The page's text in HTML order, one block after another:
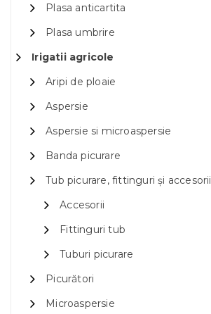
Plasa anticartita
Plasa umbrire
Irigatii agricole
Aripi de ploaie
Aspersie
Aspersie si microaspersie
Banda picurare
Tub picurare, fittinguri și accesorii
Accesorii
Fittinguri tub
Tuburi picurare
Picurători
Microaspersie